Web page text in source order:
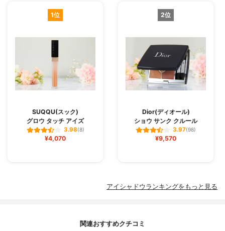
1位
SUQQU(スック)
グロウ タッチ アイズ
3.98(8)
¥4,070
2位
Dior(ディオール)
ショウ サンク クルール
3.97(98)
¥9,570
アイシャドウランキングをもっと見る
関連おすすめクチコミ